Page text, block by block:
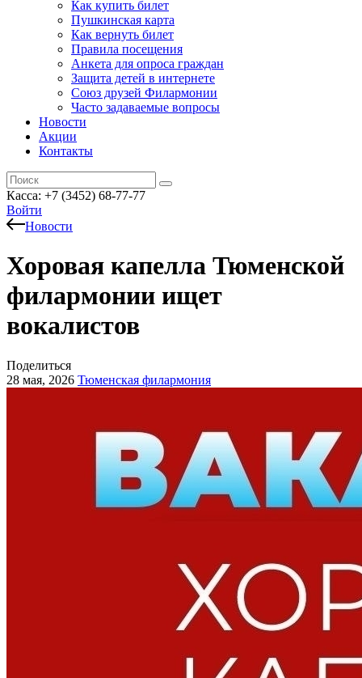
Как купить билет
Пушкинская карта
Как вернуть билет
Правила посещения
Анкета для опроса граждан
Защита детей в интернете
Союз друзей Филармонии
Часто задаваемые вопросы
Новости
Акции
Контакты
Касса: +7 (3452) 68-77-77
Войти
Новости
Хоровая капелла Тюменской
филармонии ищет
вокалистов
Поделиться
28 мая, 2026 Тюменская филармония